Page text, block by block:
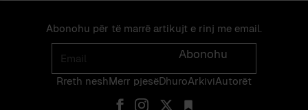
Abonohu për të marrë artikujt e rinj me email.
Email
Abonohu
Rreth neshMerr pjes​​ë​DhuroArkiviAutorët